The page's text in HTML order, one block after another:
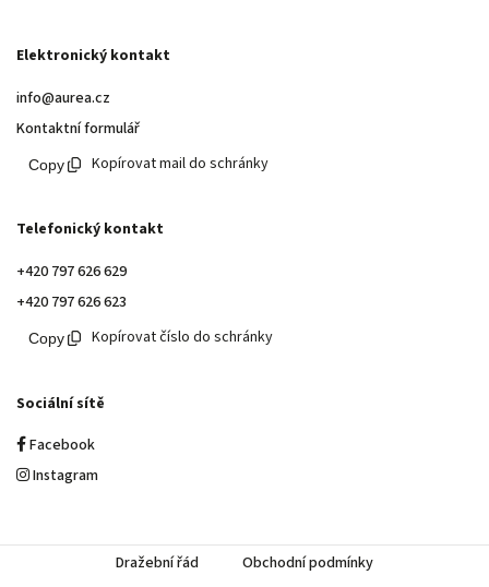
Elektronický kontakt
info@aurea.cz
Kontaktní formulář
Kopírovat mail do schránky
Telefonický kontakt
+420 797 626 629
+420 797 626 623
Kopírovat číslo do schránky
Sociální sítě
Facebook
Instagram
Dražební řád Obchodní podmínky